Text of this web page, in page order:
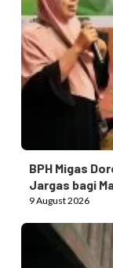
BPH Migas
Jargas bagi
9 August 2026